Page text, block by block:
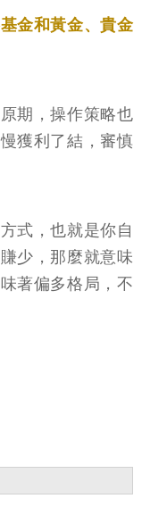
金和黃金、貴金
期，操作策略也
獲利了結，審慎
式，也就是你自
少，那麼就意味
著偏多格局，不